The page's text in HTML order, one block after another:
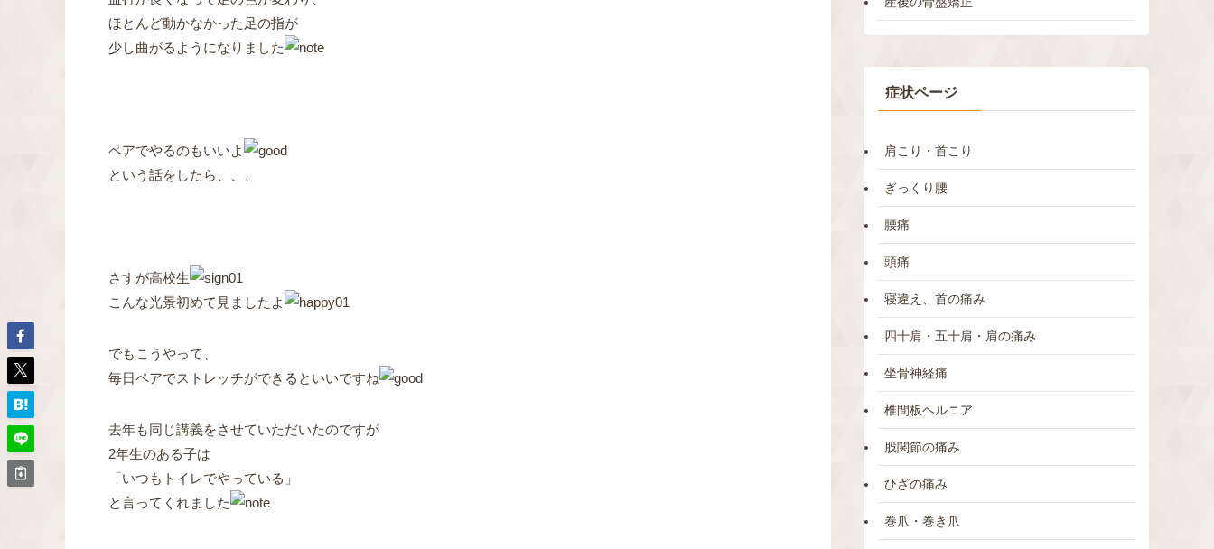
ほとんど動かなかった足の指が
少し曲がるようになりました
ペアでやるのもいいよ
という話をしたら、、、
さすが高校生
こんな光景初めて見ましたよ
でもこうやって、
毎日ペアでストレッチができるといいですね
去年も同じ講義をさせていただいたのですが
2年生のある子は
「いつもトイレでやっている」
と言ってくれました
症状ページ
肩こり・首こり
ぎっくり腰
腰痛
頭痛
寝違え、首の痛み
四十肩・五十肩・肩の痛み
坐骨神経痛
椎間板ヘルニア
股関節の痛み
ひざの痛み
巻爪・巻き爪